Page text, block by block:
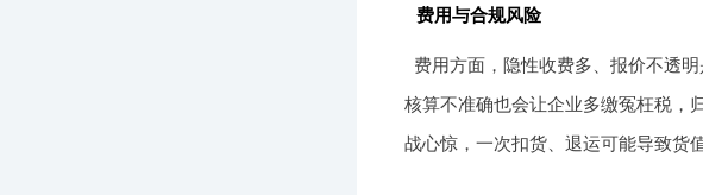
费用与合规风险
费用方面，隐性收费多、报价不透
核算不准确也会让企业多缴冤枉税，
战心惊，一次扣货、退运可能导致货